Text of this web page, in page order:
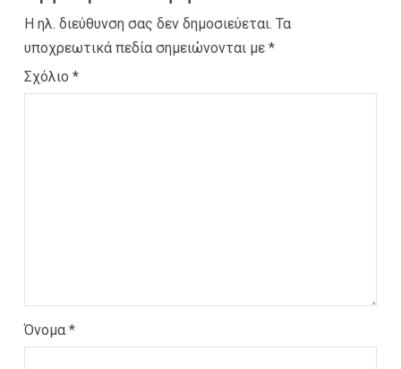
Η ηλ. διεύθυνση σας δεν δημοσιεύεται. Τα
υποχρεωτικά πεδία σημειώνονται με *
Σχόλιο *
Όνομα *